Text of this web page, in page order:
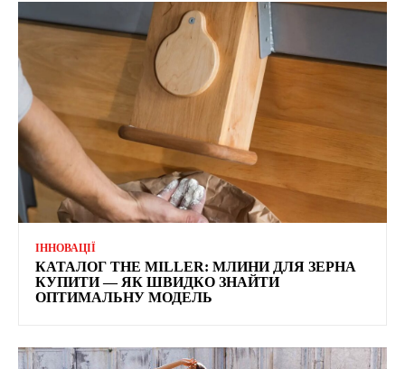
ІННОВАЦІЇ
КАТАЛОГ THE MILLER: МЛИНИ ДЛЯ ЗЕРНА
КУПИТИ — ЯК ШВИДКО ЗНАЙТИ
ОПТИМАЛЬНУ МОДЕЛЬ